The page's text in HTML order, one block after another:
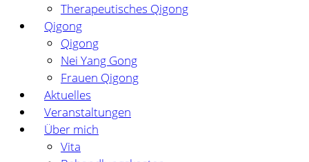
Therapeutisches Qigong
Qigong
Qigong
Nei Yang Gong
Frauen Qigong
Aktuelles
Veranstaltungen
Über mich
Vita